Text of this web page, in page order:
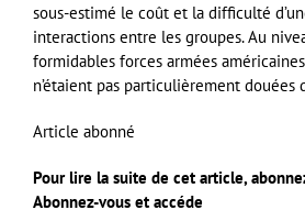
sous-estimé le coût et la difficulté
interactions entre les groupes. Au
formidables forces armées
n’étaient pas particulièrement douées
Article abonné
Pour lire la suite de cet article,
Abonnez-vous et accéde